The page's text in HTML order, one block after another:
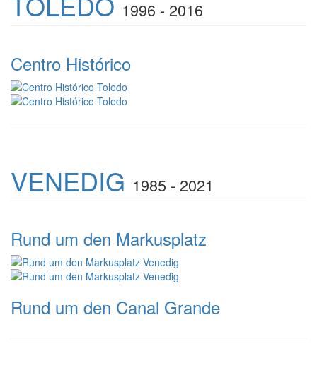
1996 - 2016
Centro Histórico
VENEDIG 1985 - 2021
Rund um den Markusplatz
Rund um den Canal Grande